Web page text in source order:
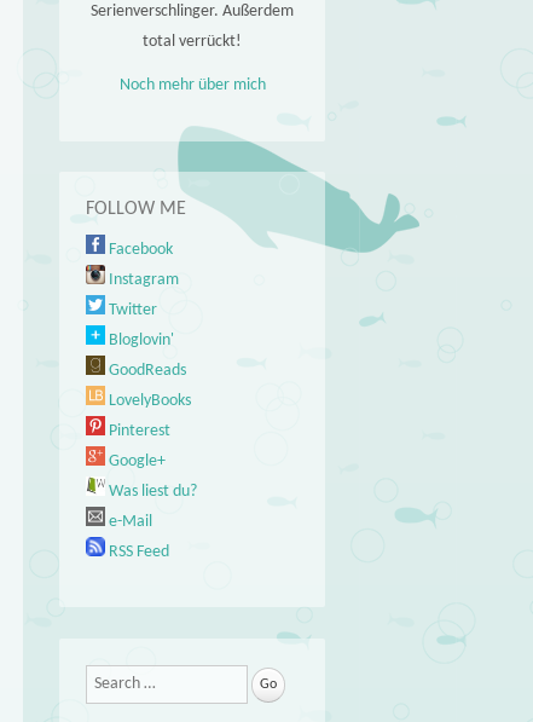
Serienverschlinger. Außerdem
total verrückt!
Noch mehr über mich
FOLLOW ME
Facebook
Instagram
Twitter
Bloglovin'
GoodReads
LovelyBooks
Pinterest
Google+
Was liest du?
e-Mail
RSS Feed
Search